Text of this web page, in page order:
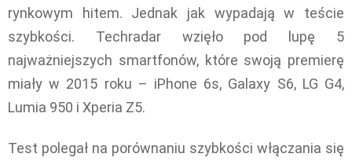
rynkowym hitem. Jednak jak wypadają w teście
szybkości. Techradar wzięło pod lupę 5
najważniejszych smartfonów, które swoją premierę
miały w 2015 roku – iPhone 6s, Galaxy S6, LG G4,
Lumia 950 i Xperia Z5.
Test polegał na porównaniu szybkości włączania się